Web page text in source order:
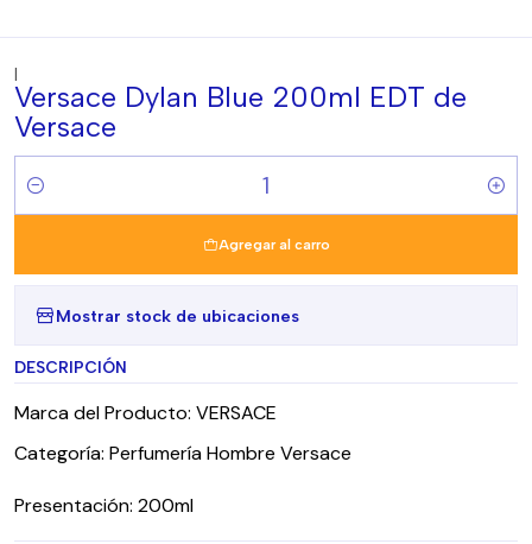
|
Versace Dylan Blue 200ml EDT de
Versace
Cantidad
Agregar al carro
Mostrar stock de ubicaciones
DESCRIPCIÓN
Marca del Producto: VERSACE
Categoría: Perfumería Hombre Versace
Presentación: 200ml